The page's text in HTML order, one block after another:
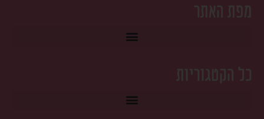
מפת האתר
כל הקטגוריות